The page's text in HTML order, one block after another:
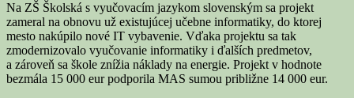
Na ZŠ Školská s vyučovacím jazykom slovenským sa projekt
zameral na obnovu už existujúcej učebne informatiky, do ktorej
mesto nakúpilo nové IT vybavenie. Vďaka projektu sa tak
zmodernizovalo vyučovanie informatiky i ďalších predmetov,
a zároveň sa škole znížia náklady na energie. Projekt v hodnote
bezmála 15 000 eur podporila MAS sumou približne 14 000 eur.